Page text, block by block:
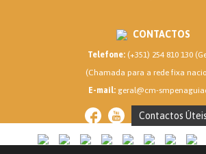
CONTACTOS
Telefone:(+351) 254 810 130
(Chamada para a rede fixa
E-mail:geral@cm-
Contactos Úteis